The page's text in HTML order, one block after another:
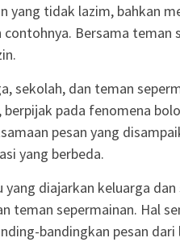
yang tidak lazim, bahkan
contohnya. Bersama teman
sekolah, dan teman
berpijak pada fenomena
pesan yang
yang berbeda.
yang diajarkan keluarga
teman sepermainan. Hal
bandingkan pesan